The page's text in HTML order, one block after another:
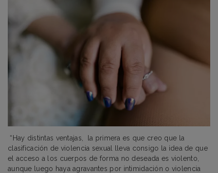
“Hay distintas ventajas, la primera es que creo que la
clasificación de violencia sexual lleva consigo la idea de que
el acceso a los cuerpos de forma no deseada es violento,
aunque luego haya agravantes por intimidación o violencia